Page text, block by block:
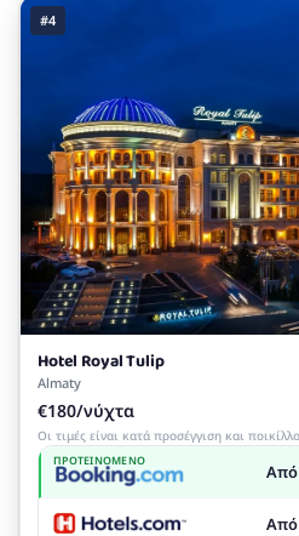
#4
Hotel Royal Tulip
Almaty
€180/νύχτα
Οι τιμές είναι κατά προσέγγιση και
ΠΡΟΤΕΙΝΌΜΕΝΟ Από
Από